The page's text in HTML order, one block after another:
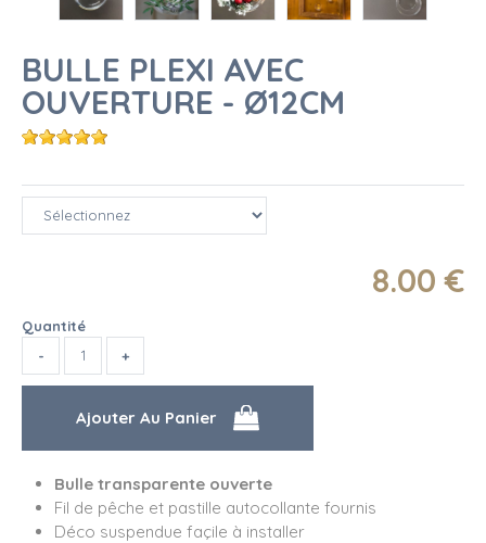
BULLE PLEXI AVEC
OUVERTURE - Ø12CM
8.00 €
Quantité
Bulle transparente ouverte
Fil de pêche et pastille autocollante fournis
Déco suspendue façile à installer